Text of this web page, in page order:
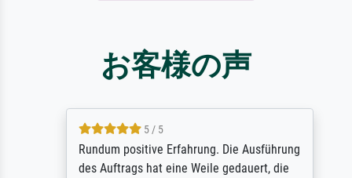
お客様の声
5 / 5
Rundum positive Erfahrung. Die Ausführung
des Auftrags hat eine Weile gedauert, die